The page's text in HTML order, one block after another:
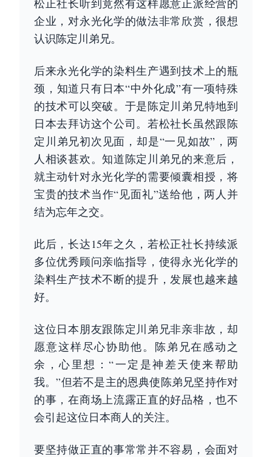
松正社长听到竟然有这样愿意正派经营的
企业，对永光化学的做法非常欣赏，很想
认识陈定川弟兄。
后来永光化学的染料生产遇到技术上的瓶
颈，知道只有日本“中外化成”有一项特殊
的技术可以突破。于是陈定川弟兄特地到
日本去拜访这个公司。若松社长虽然跟陈
定川弟兄初次见面，却是“一见如故”，两
人相谈甚欢。知道陈定川弟兄的来意后，
就主动针对永光化学的需要倾囊相授，将
宝贵的技术当作“见面礼”送给他，两人并
结为忘年之交。
此后，长达15年之久，若松正社长持续派
多位优秀顾问亲临指导，使得永光化学的
染料生产技术不断的提升，发展也越来越
好。
这位日本朋友跟陈定川弟兄非亲非故，却
愿意这样尽心协助他。陈弟兄在感动之
余，心里想：“一定是神差天使来帮助
我。”但若不是主的恩典使陈弟兄坚持作对
的事，在商场上流露正直的好品格，也不
会引起这位日本商人的关注。
要坚持做正直的事常常并不容易，会面对